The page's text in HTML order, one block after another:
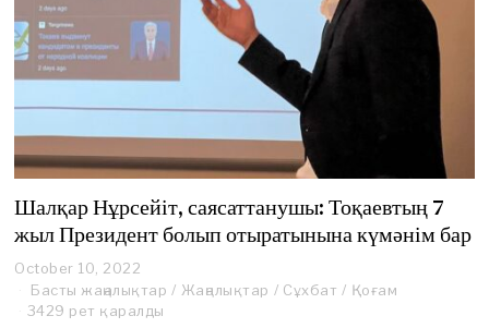
Шалқар Нұрсейіт, саясаттанушы: Тоқаевтың 7
жыл Президент болып отыратынына күмәнім бар
October 10, 2022
c
t
Басты жаңалықтар / Жаңалықтар / Сұхбат / Қоғам
3429 рет қаралды